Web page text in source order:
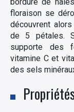
floraison se
découvrent
de 5 pétales.
supporte des
vitamine C et
des sels